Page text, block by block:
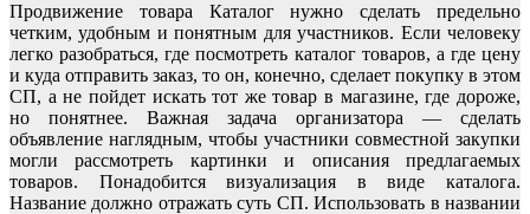
Продвижение товара Каталог нужно сделать предельно
четким, удобным и понятным для участников. Если человеку
легко разобраться, где посмотреть каталог товаров, а где цену
и куда отправить заказ, то он, конечно, сделает покупку в этом
СП, а не пойдет искать тот же товар в магазине, где дороже,
но понятнее. Важная задача организатора — сделать
объявление наглядным, чтобы участники совместной закупки
могли рассмотреть картинки и описания предлагаемых
товаров. Понадобится визуализация в виде каталога.
Название должно отражать суть СП. Использовать в названии